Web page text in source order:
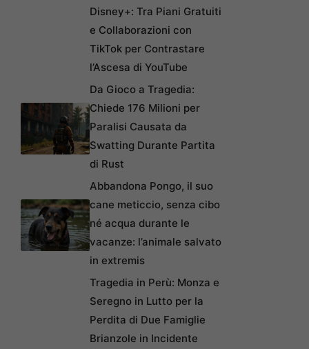
Disney+: Tra Piani Gratuiti
e Collaborazioni con
TikTok per Contrastare
l’Ascesa di YouTube
Da Gioco a Tragedia:
Chiede 176 Milioni per
Paralisi Causata da
Swatting Durante Partita
di Rust
Abbandona Pongo, il suo
cane meticcio, senza cibo
né acqua durante le
vacanze: l’animale salvato
in extremis
Tragedia in Perù: Monza e
Seregno in Lutto per la
Perdita di Due Famiglie
Brianzole in Incidente